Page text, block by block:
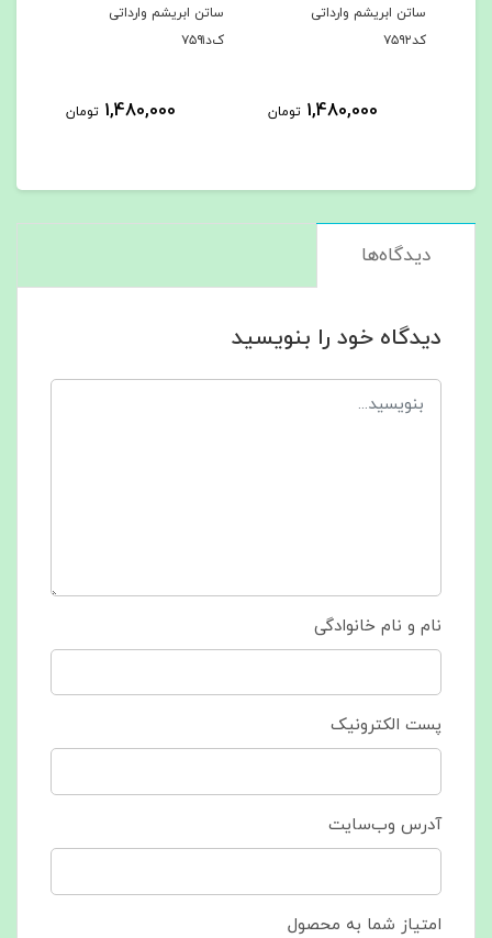
ساتن ابریشم وارداتی
1,480,000 تومان
ساتن ابریشم وارداتی
1,480,000 تومان
دیدگاه‌ها
دیدگاه خود را بنویسید
نام و نام خانوادگی
پست الکترونیک
آدرس وب‌سایت
امتیاز شما به محصول